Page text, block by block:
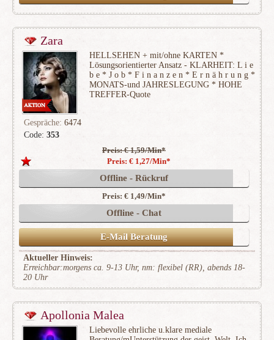
Zara
Code: 353
HELLSEHEN + mit/ohne KARTEN *
Lösungsorientierter Ansatz - KLARHEIT: L i e
b e * J o b * F i n a n z e n * E r n ä h r u n g *
MONATS-und JAHRESLEGUNG * HOHE
TREFFER-Quote
Gespräche: 6474
Preis: € 1,59/Min*
Preis: € 1,27/Min*
Offline - Rückruf
Preis: € 1,49/Min*
Offline - Chat
E-Mail Beratung
Aktueller Hinweis:
Erreichbar:morgens ca. 9-13 Uhr, nm: flexibel (RR), abends 18-
20 Uhr
Apollonia Malea
Liebevolle ehrliche u.klare mediale